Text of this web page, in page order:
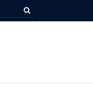
ៅឆ្នាំនេះ